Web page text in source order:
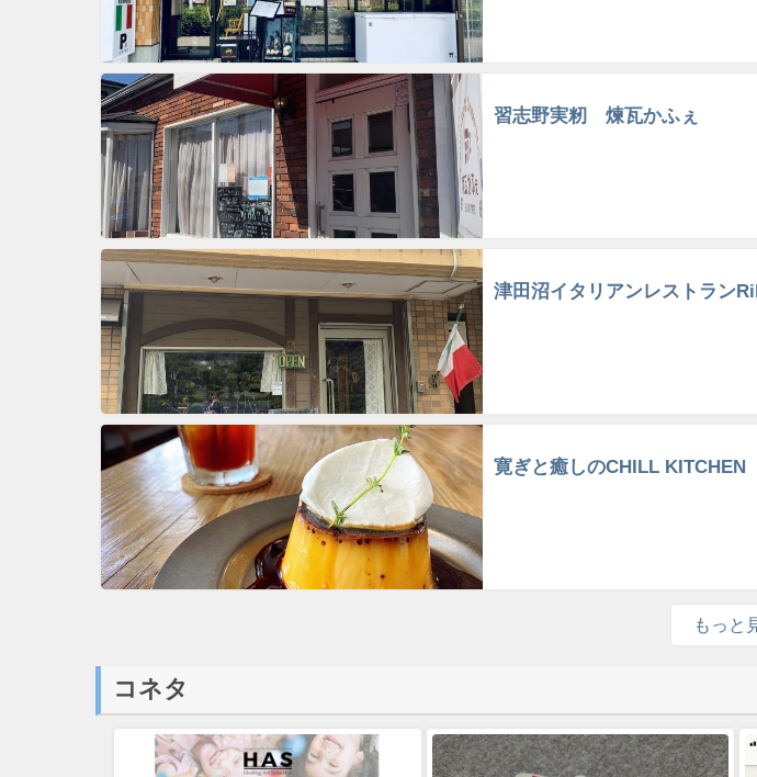
習志野実籾 煉瓦かふぇ
津田沼イタリアンレストラン
寛ぎと癒しのCHILL KITCHEN
もっと
コネタ